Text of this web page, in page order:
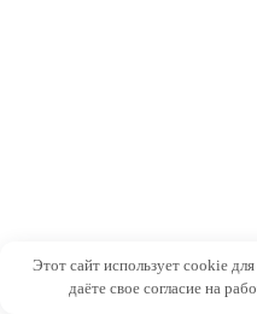
Этот сайт использует cookie
даёте свое согласие на